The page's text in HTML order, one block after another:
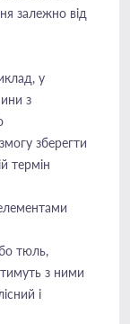
залежно від
у
з
зберегти
термін
тюль,
з ними
і